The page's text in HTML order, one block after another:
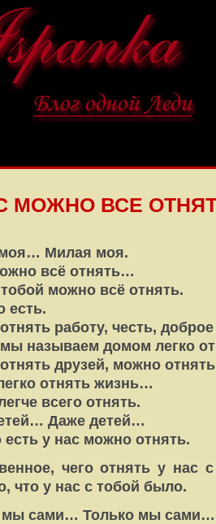
МОЖНО ВСЕ
Милая моя.
всё отнять…
можно всё отнять.
есть.
работу, честь,
называем домом легко
друзей, можно
отнять жизнь…
всего отнять.
Даже детей…
есть у нас можно отнять.
чего отнять у нас
что у нас с тобой было.
мы сами… Только мы сами…